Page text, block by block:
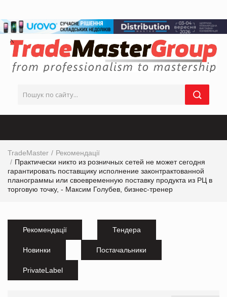
TradeMaster
Рекомендації
Практически никто из розничных сетей не может сегодня
гарантировать поставщику исполнение законтрактованной
планограммы или своевременную поставку продукта из РЦ в
торговую точку, - Максим Голубев, бизнес-тренер
Рекомендації Тендера
Новинки Постачальники
PrivateLabel